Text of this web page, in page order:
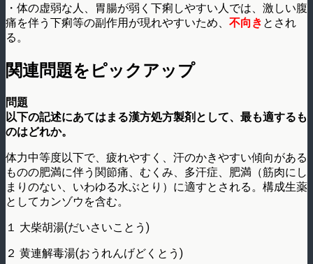
・体の虚弱な人、胃腸が弱く下痢しやすい人では、激しい腹
痛を伴う下痢等の副作用が現れやすいため、 不向き とされ
る。
関連問題をピックアップ
問題
以下の記述にあてはまる漢方処方製剤として、最も適するも
のはどれか。
体力中等度以下で、疲れやすく、汗のかきやすい傾向がある
ものの肥満に伴う関節痛、むくみ、多汗症、肥満（筋肉にし
まりのない、いわゆる水ぶとり）に適すとされる。構成生薬
としてカンゾウを含む。
１ 大柴胡湯(だいさいことう)
２ 黄連解毒湯(おうれんげどくとう)